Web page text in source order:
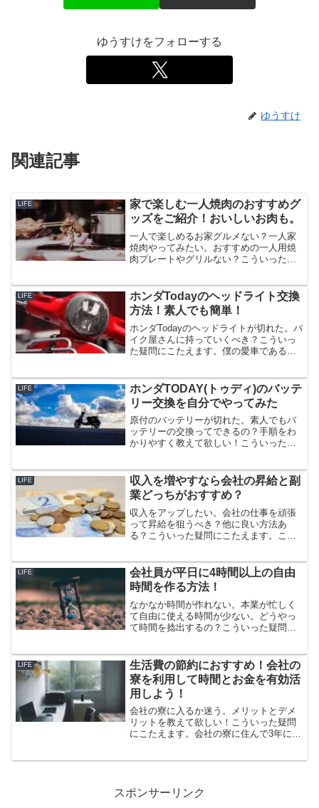
ゆうすけをフォローする
ゆうすけ
関連記事
LIFE
家で楽しむ一人焼肉のおすすめグ
ッズをご紹介！おいしいお肉も。
一人で楽しめるお家グルメない？一人家
焼肉やってみたい。おすすめの一人用焼
肉プレートやグリルない？こういった疑
紹介します。僕が買ってみて美味しかっ
たお取り寄せ和牛もご紹介します。一人
家焼肉は控えめに言って最高です。
LIFE
ホンダTodayのヘッドライト交換
方法！素人でも簡単！
ホンダTodayのヘッドライトが切れた。バ
イク屋さんに持っていくべき？こういっ
た疑問にこたえます。僕の愛車であるホ
10分で交換できました。手順を解説して
いますのでぜひ参考にしてください。
LIFE
ホンダTODAY(トゥディ)のバッテ
リー交換を自分でやってみた
原付のバッテリーが切れた。素人でもバ
ッテリーの交換ってできるの？手順をわ
かりやすく教えて欲しい！こういった疑
了します。必要なものはバッテリーとプ
ラスドライバーだけなのでチャレンジし
てみましょう！
LIFE
収入を増やすなら会社の昇給と副
業どっちがおすすめ？
収入をアップしたい。会社の仕事を頑張
って昇給を狙うべき？他に良い方法あ
る？こういった疑問にこたえます。この
れば会社の昇給と副収入の両方を得られ
るのでおすすめ。インターネットの力を
うまく利用しましょう。
LIFE
会社員が平日に4時間以上の自由
時間を作る方法！
なかなか時間が作れない。本業が忙しく
て自由に使える時間が少ない。どうやっ
て時間を捻出するの？こういった疑問に
実際にやってみて効果があった時短家電
や節約術なので参考にしてください。
LIFE
生活費の節約におすすめ！会社の
寮を利用して時間とお金を有効活
用しよう！
会社の寮に入るか迷う。メリットとデメ
リットを教えて欲しい！こういった疑問
にこたえます。会社の寮に住んで3年にな
ょう！
スポンサーリンク